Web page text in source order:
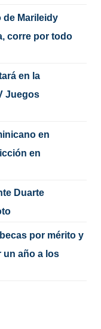
de Marileidy
corre por todo
en la
Juegos
en
en
Duarte
por mérito y
un año a los